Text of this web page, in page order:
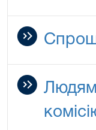
Людям